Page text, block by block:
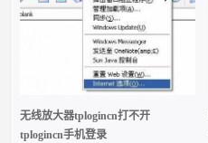
无线放大器tplogincn打不开
tplogincn手机登录